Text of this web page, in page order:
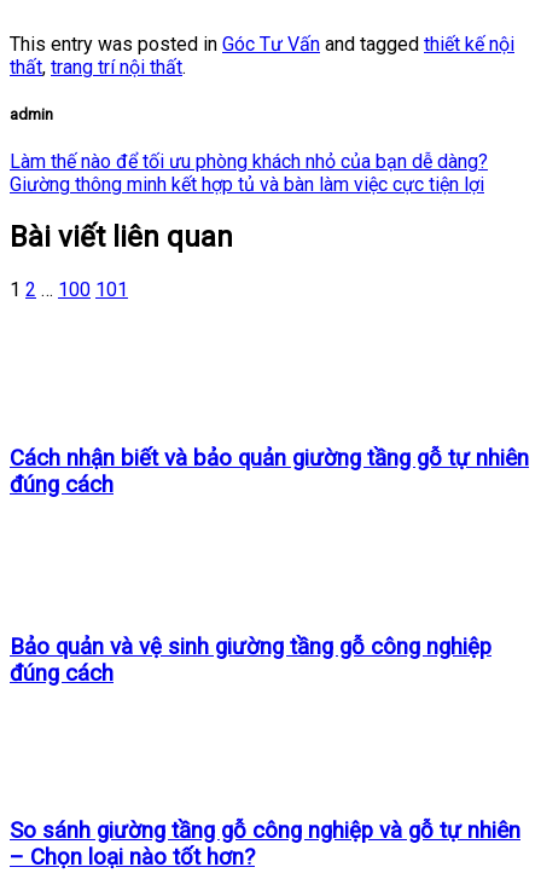
This entry was posted in Góc Tư Vấn and tagged thiết kế nội
thất, trang trí nội thất.
admin
Làm thế nào để tối ưu phòng khách nhỏ của bạn dễ dàng?
Giường thông minh kết hợp tủ và bàn làm việc cực tiện lợi
Bài viết liên quan
1 2 … 100 101
Cách nhận biết và bảo quản giường tầng gỗ tự nhiên
đúng cách
Bảo quản và vệ sinh giường tầng gỗ công nghiệp
đúng cách
So sánh giường tầng gỗ công nghiệp và gỗ tự nhiên
– Chọn loại nào tốt hơn?